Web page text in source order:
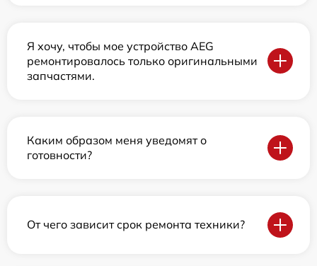
Я хочу, чтобы мое устройство AEG
ремонтировалось только оригинальными
запчастями.
Каким образом меня уведомят о
готовности?
От чего зависит срок ремонта техники?